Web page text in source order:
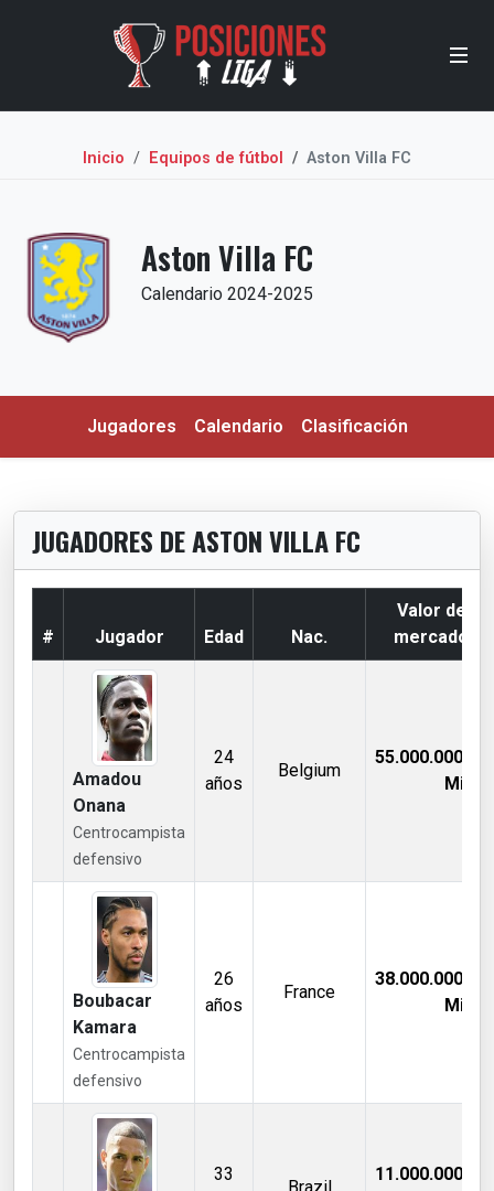
Inicio Equipos de fútbol Aston Villa FC
Aston Villa FC
Calendario 2024-2025
Jugadores Calendario Clasificación
JUGADORES DE ASTON VILLA FC
# Jugador Edad Nac.
Valor de
mercado
Amadou
Onana
Centrocampista
defensivo
24
años
Belgium
55.000.000,00
Mill €
Boubacar
Kamara
Centrocampista
defensivo
26
años
France
38.000.000,00
Mill €
33
11.000.000,00